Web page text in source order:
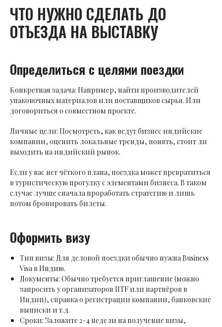
ЧТО НУЖНО СДЕЛАТЬ ДО
ОТЪЕЗДА НА ВЫСТАВКУ
Определиться с целями поездки
Конкретная задача: Например, найти производителей
упаковочных материалов или поставщиков сырья. Или
договориться о совместном проекте.
Личные цели: Посмотреть, как ведут бизнес индийские
компании, оценить локальные тренды, понять, стоит ли
выходить на индийский рынок.
Если у вас нет чёткого плана, поездка может превратиться
в туристическую прогулку с элементами бизнеса. В таком
случае лучше сначала проработать стратегию и лишь
потом бронировать билеты.
Оформить визу
Тип визы: Для деловой поездки обычно нужна Business
Visa в Индию.
Документы: Обычно требуется приглашение (можно
запросить у организаторов IITF или партнёров в
Индии), справка о регистрации компании, банковские
выписки и т.д.
Сроки: Заложите 2–4 недели на получение визы,